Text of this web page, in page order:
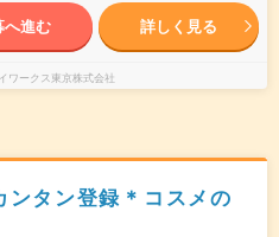
へ進む 詳しく見る
ワークス東京株式会社
タン登録＊コスメの